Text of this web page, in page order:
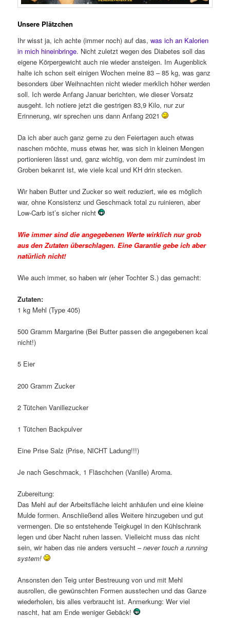
Unsere Plätzchen
Ihr wisst ja, ich achte (immer noch) auf das,was ich an Kalorien
in mich hineinbringe. Nicht zuletzt wegen des Diabetes soll das
eigene Körpergewicht auch nie wieder ansteigen. Im Augenblick
halte ich schon seit einigen Wochen meine 83 – 85 kg, was ganz
besonders über Weihnachten nicht wieder merklich höher werden
soll. Ich werde Anfang Januar berichten, wie dieser Vorsatz
ausgeht. Ich notiere jetzt die gestrigen 83,9 Kilo, nur zur
Erinnerung, wir sprechen uns dann Anfang 2021
Da ich aber auch ganz gerne zu den Feiertagen auch etwas
naschen möchte, muss etwas her, was sich in kleinen Mengen
portionieren lässt und, ganz wichtig, von dem mir zumindest im
Groben bekannt ist, wie viele kcal und KH drin stecken.
Wir haben Butter und Zucker so weit reduziert, wie es möglich
war, ohne Konsistenz und Geschmack total zu ruinieren, aber
Low-Carb ist’s sicher nicht
Wie immer sind die angegebenen Werte wirklich nur grob
aus den Zutaten überschlagen. Eine Garantie gebe ich aber
natürlich nicht!
Wie auch immer, so haben wir (eher Tochter S.) das gemacht:
Zutaten:
1 kg Mehl (Type 405)
500 Gramm Margarine (Bei Butter passen die angegebenen kcal
nicht!)
5 Eier
200 Gramm Zucker
2 Tütchen Vanillezucker
1 Tütchen Backpulver
Eine Prise Salz (Prise, NICHT Ladung!!!)
Je nach Geschmack, 1 Fläschchen (Vanille) Aroma.
Zubereitung:
Das Mehl auf der Arbeitsfläche leicht anhäufen und eine kleine
Mulde formen. Anschließend alles Weitere hinzugeben und gut
vermengen. Die so entstehende Teigkugel in den Kühlschrank
legen und über Nacht ruhen lassen. Vielleicht muss das nicht
sein, wir haben das nie anders versucht –never touch a running
system!
Ansonsten den Teig unter Bestreuung von und mit Mehl
ausrollen, die gewünschten Formen ausstechen und das Ganze
wiederholen, bis alles verbraucht ist. Anmerkung: Wer viel
nascht, hat am Ende weniger Gebäck!